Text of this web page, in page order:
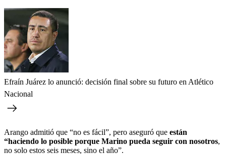
Efraín Juárez lo anunció: decisión final sobre su futuro en Atlético
Nacional
Arango admitió que “no es fácil”, pero aseguró que están
“haciendo lo posible porque Marino pueda seguir con nosotros,
no solo estos seis meses, sino el año”.